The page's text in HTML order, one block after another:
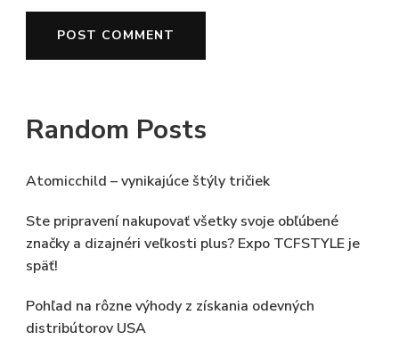
Random Posts
Atomicchild – vynikajúce štýly tričiek
Ste pripravení nakupovať všetky svoje obľúbené
značky a dizajnéri veľkosti plus? Expo TCFSTYLE je
späť!
Pohľad na rôzne výhody z získania odevných
distribútorov USA